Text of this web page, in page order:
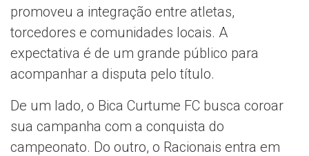
promoveu a integração entre atletas,
torcedores e comunidades locais. A
expectativa é de um grande público para
acompanhar a disputa pelo título.
De um lado, o Bica Curtume FC busca coroar
sua campanha com a conquista do
campeonato. Do outro, o Racionais entra em